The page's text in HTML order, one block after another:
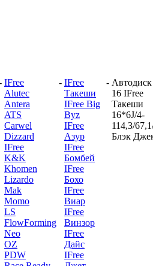
IFree
Alutec
Antera
ATS
Carwel
Dizzard
IFree
K&K
Khomen
Lizardo
Mak
Momo
LS
FlowForming
Neo
OZ
PDW
- IFree
Такеши
IFree Big
Byz
IFree
Азур
IFree
Бомбей
IFree
Бохо
IFree
Виар
IFree
Винзор
IFree
Дайс
IFree
-
16 IFree
Такеши
16*6J/4-
114,3/
Блэк